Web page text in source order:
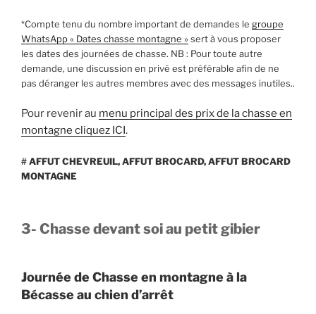
*Compte tenu du nombre important de demandes le groupe
WhatsApp « Dates chasse montagne »sert à vous proposer
les dates des journées de chasse. NB : Pour toute autre
demande, une discussion en privé est préférable afin de ne
pas déranger les autres membres avec des messages inutiles..
Pour revenir au menu principal des prix de la chasse en
montagne cliquez ICI.
# AFFUT CHEVREUIL, AFFUT BROCARD, AFFUT BROCARD
MONTAGNE
3- Chasse devant soi au petit gibier
Journée de Chasse en montagne à la
Bécasse au chien d’arrêt